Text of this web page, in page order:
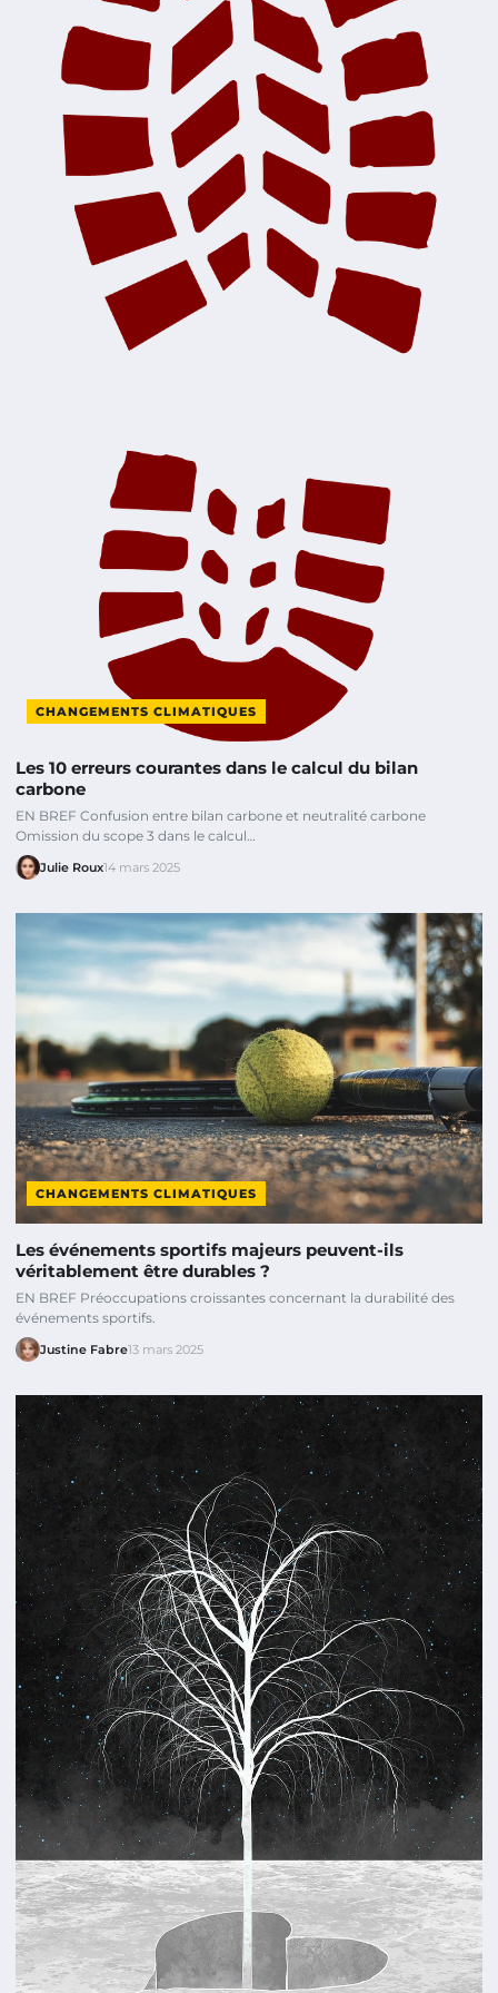
CHANGEMENTS CLIMATIQUES
Les 10 erreurs courantes dans le calcul du bilan
carbone
EN BREF Confusion entre bilan carbone et neutralité carbone
Omission du scope 3 dans le calcul…
Julie Roux14 mars 2025
CHANGEMENTS CLIMATIQUES
Les événements sportifs majeurs peuvent-ils
véritablement être durables ?
EN BREF Préoccupations croissantes concernant la durabilité des
événements sportifs.
Justine Fabre13 mars 2025